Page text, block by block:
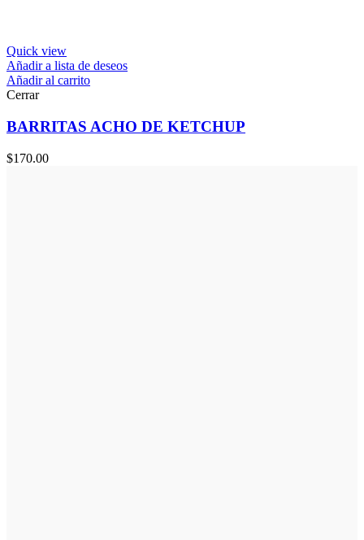
Quick view
Añadir a lista de deseos
Añadir al carrito
Cerrar
BARRITAS ACHO DE KETCHUP
$170.00